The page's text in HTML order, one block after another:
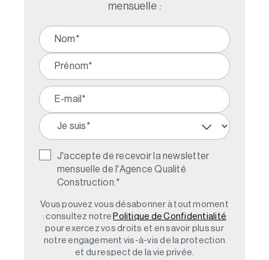
mensuelle :
J'accepte de recevoir la newsletter
mensuelle de l'Agence Qualité
Construction. *
Vous pouvez vous désabonner à tout moment
: consultez notre Politique de Confidentialité
pour exercez vos droits et en savoir plus sur
notre engagement vis-à-vis de la protection
et du respect de la vie privée.